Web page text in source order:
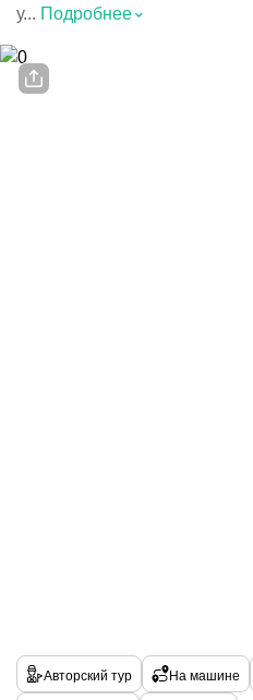
у... Подробнее⌃
Авторский тур На машине